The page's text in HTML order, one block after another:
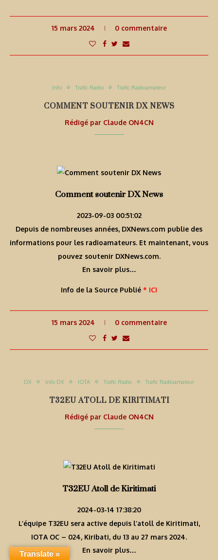
15 mars 2024 0 commentaire
Info Trafic Radio Trafic Radioamateur
COMMENT SOUTENIR DX NEWS
Rédigé par Claude ON4CN
Comment soutenir DX News
2023-09-03 00:51:02
Depuis de nombreuses années, DXNews.com publie des
informations pour les radioamateurs. Et maintenant, vous
pouvez soutenir DXNews.com.
En savoir plus…
Info de la Source Publié * ICI
15 mars 2024 0 commentaire
DX Info DX IOTA Trafic Radio Trafic Radioamateur
T32EU ATOLL DE KIRITIMATI
Rédigé par Claude ON4CN
T32EU Atoll de Kiritimati
2024-03-14 17:38:20
L’équipe T32EU sera active depuis l’atoll de Kiritimati,
IOTA OC – 024, Kiribati, du 13 au 27 mars 2024.
En savoir plus…
Translate »